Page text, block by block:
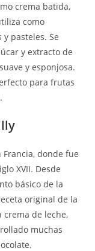
crema batida,
como
pasteles. Se
y extracto de
y esponjosa.
para frutas
donde fue
XVII. Desde
básico de la
original de la
de leche,
muchas